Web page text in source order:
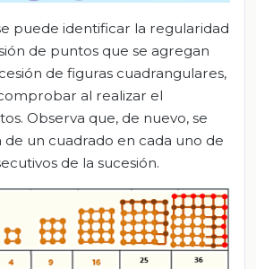
puede identificar la regularidad
de puntos que se agregan
de figuras cuadrangulares,
al realizar el
Observa que, de nuevo, se
de un cuadrado en cada uno de
de la sucesión.